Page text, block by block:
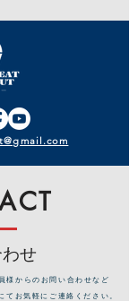
せ
様からのお問い合わせなど
てお気軽にご連絡ください。